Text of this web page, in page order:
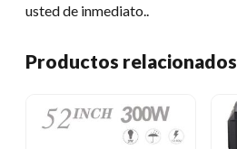
usted de inmediato..
Productos relacionados